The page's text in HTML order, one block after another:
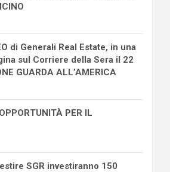
di Generali Real Estate, in una
sul Corriere della Sera il 22
GUARDA ALL’AMERICA
PER IL
SGR investiranno 150